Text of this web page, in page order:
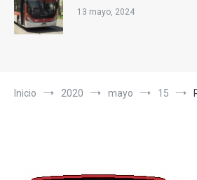
13 mayo, 2024
Inicio 2020 mayo 15